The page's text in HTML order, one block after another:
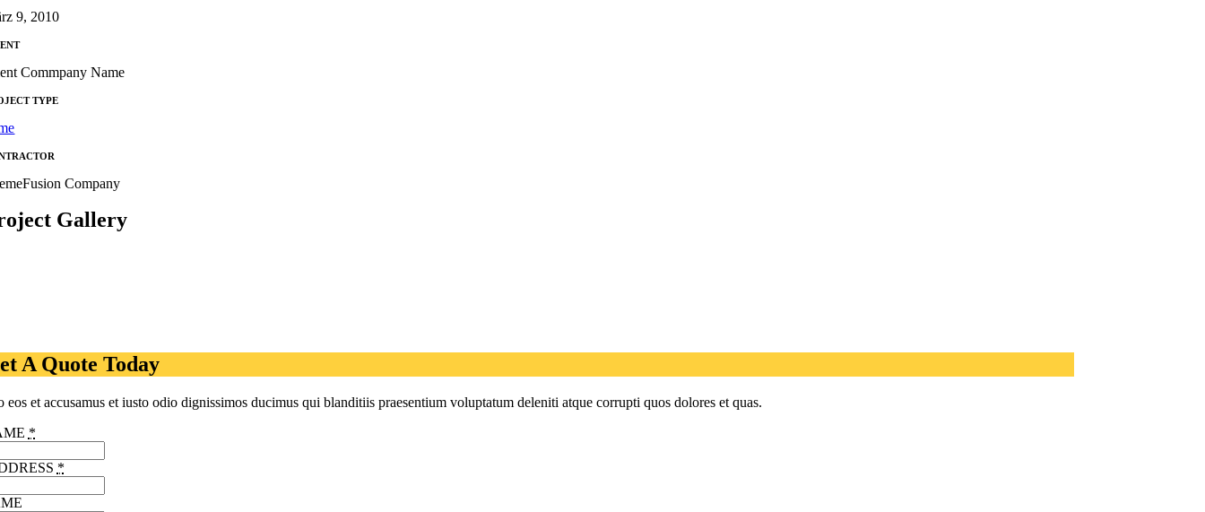
9, 2010
Commpany Name
TYPE
Company
Gallery
A Quote Today
eos et accusamus et iusto odio dignissimos ducimus qui blanditiis praesentium voluptatum deleniti atque corrupti quos dolores et quas.
*
*